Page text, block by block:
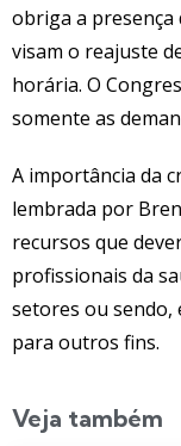
obriga a presença
visam o reajuste
horária. O
somente as
A importância da
lembrada por
recursos que
profissionais da
setores ou sendo,
para outros fins.
Veja também